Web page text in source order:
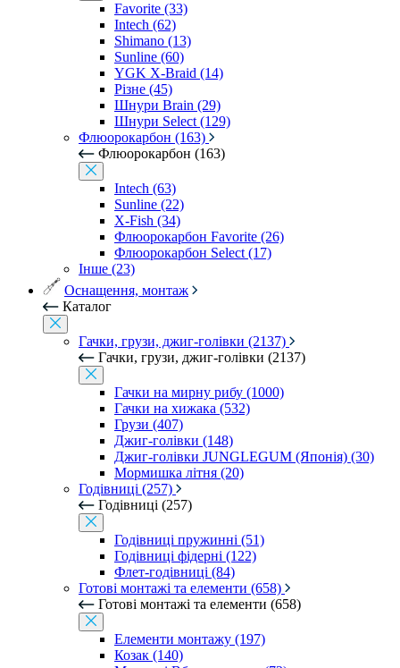
Favorite (33)
Intech (62)
Shimano (13)
Sunline (60)
YGK X-Braid (14)
Різне (45)
Шнури Brain (29)
Шнури Select (129)
Флюорокарбон (163)
Флюорокарбон (163)
Intech (63)
Sunline (22)
X-Fish (34)
Флюорокарбон Favorite (26)
Флюорокарбон Select (17)
Інше (23)
Оснащення, монтаж
Каталог
Гачки, грузи, джиг-голівки (2137)
Гачки, грузи, джиг-голівки (2137)
Гачки на мирну рибу (1000)
Гачки на хижака (532)
Грузи (407)
Джиг-голівки (148)
Джиг-голівки JUNGLEGUM (Японія) (30)
Мормишка літня (20)
Годівниці (257)
Годівниці (257)
Годівниці пружинні (51)
Годівниці фідерні (122)
Флет-годівниці (84)
Готові монтажі та елементи (658)
Готові монтажі та елементи (658)
Елементи монтажу (197)
Козак (140)